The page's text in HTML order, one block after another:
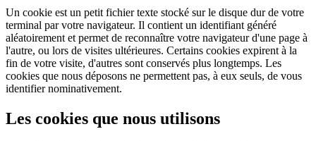
Un cookie est un petit fichier texte stocké sur le disque dur de votre
terminal par votre navigateur. Il contient un identifiant généré
aléatoirement et permet de reconnaître votre navigateur d'une page à
l'autre, ou lors de visites ultérieures. Certains cookies expirent à la
fin de votre visite, d'autres sont conservés plus longtemps. Les
cookies que nous déposons ne permettent pas, à eux seuls, de vous
identifier nominativement.
Les cookies que nous utilisons